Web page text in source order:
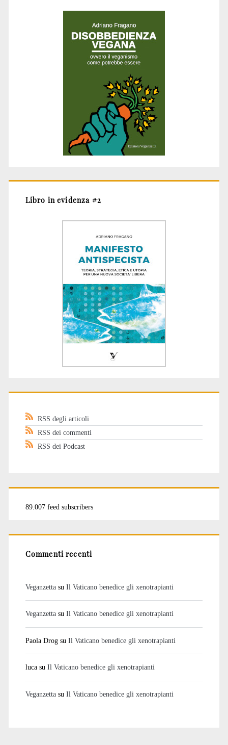
Libro in evidenza #2
RSS degli articoli
RSS dei commenti
RSS dei Podcast
89.007 feed subscribers
Commenti recenti
Veganzettasu Il Vaticano benedice gli xenotrapianti
Veganzettasu Il Vaticano benedice gli xenotrapianti
Paola Drogsu Il Vaticano benedice gli xenotrapianti
lucasu Il Vaticano benedice gli xenotrapianti
Veganzettasu Il Vaticano benedice gli xenotrapianti